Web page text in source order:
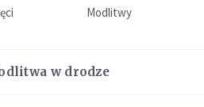
Modlitwy
w drodze